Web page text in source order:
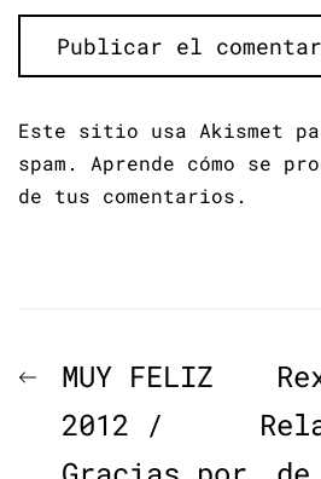
Este sitio usa Akismet
spam. Aprende cómo se
de tus comentarios.
de
Previous
post:
MUY FELIZ
2012 /